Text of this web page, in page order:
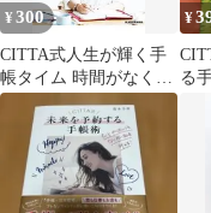
¥300
CITTA式人生が輝く手
帳タイム 時間がなくて
もやりたいことがすぐ
に叶う!／青木千草
¥
る